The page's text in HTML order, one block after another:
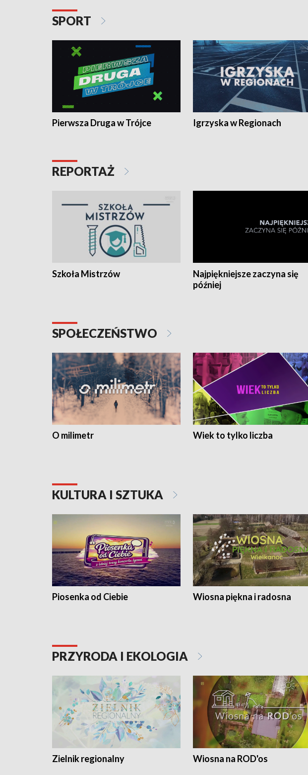
SPORT
Pierwsza Druga w Trójce Igrzyska w Regionach
REPORTAŻ
Szkoła Mistrzów
Najpiękniejsze zaczyna się
później
SPOŁECZEŃSTWO
O milimetr Wiek to tylko liczba
KULTURA I SZTUKA
Piosenka od Ciebie Wiosna piękna i radosna
PRZYRODA I EKOLOGIA
Zielnik regionalny Wiosna na ROD'os